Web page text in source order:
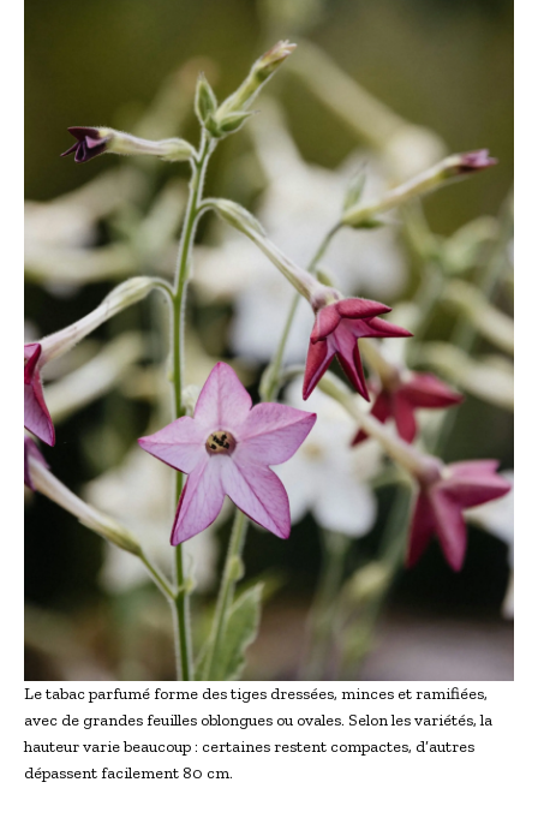
Le tabac parfumé forme des tiges dressées, minces et ramifiées,
avec de grandes feuilles oblongues ou ovales. Selon les variétés, la
hauteur varie beaucoup : certaines restent compactes, d’autres
dépassent facilement 80 cm.